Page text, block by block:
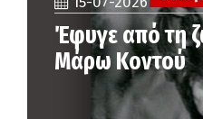
Έφυγε από τη
Μάρω Κοντού